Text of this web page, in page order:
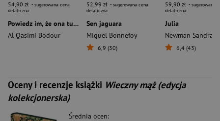
54,90 zł - sugerowana cena
detaliczna
Powiedz im, że ona tu jest. W poszukiwaniu królowej Malajhy.
Al Qasimi Bodour
52,99 zł - sugerowana cena
detaliczna
Sen jaguara
Miguel Bonnefoy
6,9 (30)
59,90 zł - sugerowana
detaliczna
Julia
Newman Sandra
6,4 (43)
Oceny i recenzje książki Wieczny mąż (edycja
kolekcjonerska)
Średnia ocen: